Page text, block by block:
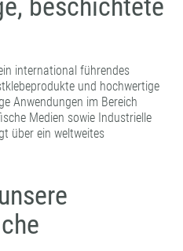
international führendes
und hochwertige
Anwendungen im Bereich
Medien sowie Industrielle
über ein weltweites